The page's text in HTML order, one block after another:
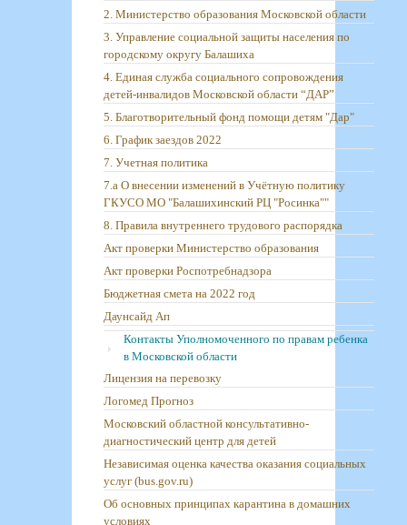
2. Министерство образования Московской области
3. Управление социальной защиты населения по
городскому округу Балашиха
4. Единая служба социального сопровождения
детей-инвалидов Московской области “ДАР”
5. Благотворительный фонд помощи детям "Дар"
6. График заездов 2022
7. Учетная политика
7.а О внесении изменений в Учётную политику
ГКУСО МО "Балашихинский РЦ "Росинка""
8. Правила внутреннего трудового распорядка
Акт проверки Министерство образования
Акт проверки Роспотребнадзора
Бюджетная смета на 2022 год
Даунсайд Ап
Контакты Уполномоченного по правам ребенка
в Московской области
Лицензия на перевозку
Логомед Прогноз
Московский областной консультативно-
диагностический центр для детей
Независимая оценка качества оказания социальных
услуг (bus.gov.ru)
Об основных принципах карантина в домашних
условиях